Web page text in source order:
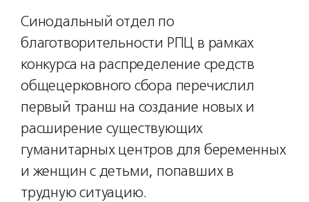
Синодальный отдел по
благотворительности РПЦ в рамках
конкурса на распределение средств
общецерковного сбора перечислил
первый транш на создание новых и
расширение существующих
гуманитарных центров для беременных
и женщин с детьми, попавших в
трудную ситуацию.